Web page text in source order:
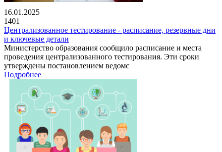
16.01.2025
1401
Централизованное тестирование - расписание, резервные дни
и ключевые детали
Министерство образования сообщило расписание и места
проведения централизованного тестирования. Эти сроки
утверждены постановлением ведомс
Подробнее